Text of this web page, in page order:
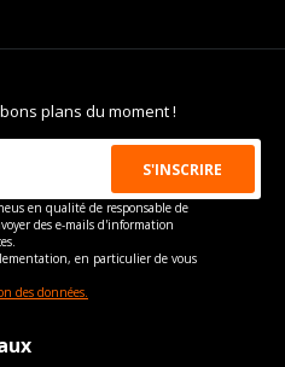
plans du moment !
en qualité de responsable de
des e-mails d'information
en particulier de vous
des données.